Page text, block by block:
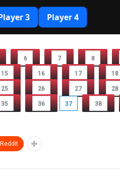
6 7 8
15 16 17 18
25 26 27 28
35 36 37 38
ReddIt